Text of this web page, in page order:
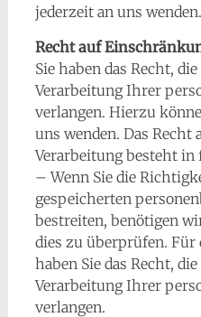
jederzeit an uns wenden.
Recht auf
Sie haben das Recht,
Verarbeitung Ihrer
verlangen. Hierzu
uns wenden. Das
Verarbeitung besteht in
– Wenn Sie die
gespeicherten
bestreiten, benötigen
dies zu überprüfen. Für
haben Sie das Recht,
Verarbeitung Ihrer
verlangen.